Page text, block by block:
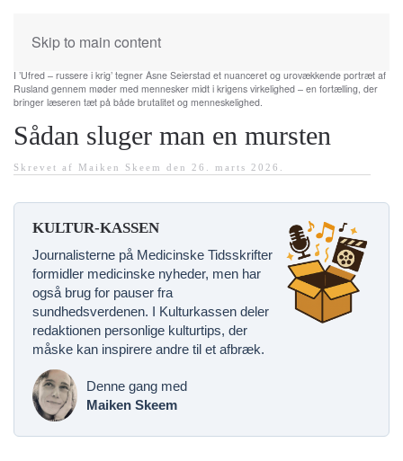
Skip to main content
I ’Ufred – russere i krig’ tegner Åsne Seierstad et nuanceret og urovækkende portræt af
Rusland gennem møder med mennesker midt i krigens virkelighed – en fortælling, der
bringer læseren tæt på både brutalitet og menneskelighed.
Sådan sluger man en mursten
Skrevet af Maiken Skeem den 26. marts 2026
KULTUR-KASSEN
Journalisterne på Medicinske Tidsskrifter
formidler medicinske nyheder, men har
også brug for pauser fra
sundhedsverdenen. I Kulturkassen deler
redaktionen personlige kulturtips, der
måske kan inspirere andre til et afbræk.
Denne gang med
Maiken Skeem